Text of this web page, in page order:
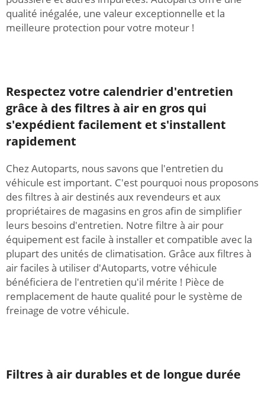
qualité inégalée, une valeur exceptionnelle et la
meilleure protection pour votre moteur !
Respectez votre calendrier d'entretien
grâce à des filtres à air en gros qui
s'expédient facilement et s'installent
rapidement
Chez Autoparts, nous savons que l'entretien du
véhicule est important. C'est pourquoi nous proposons
des filtres à air destinés aux revendeurs et aux
propriétaires de magasins en gros afin de simplifier
leurs besoins d'entretien. Notre filtre à air pour
équipement est facile à installer et compatible avec la
plupart des unités de climatisation. Grâce aux filtres à
air faciles à utiliser d'Autoparts, votre véhicule
bénéficiera de l'entretien qu'il mérite ! Pièce de
remplacement de haute qualité pour le système de
freinage de votre véhicule.
Filtres à air durables et de longue durée